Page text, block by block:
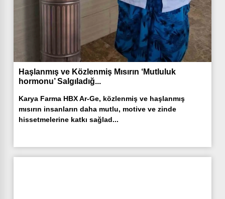
Haşlanmış ve Közlenmiş Mısırın ‘Mutluluk
hormonu’ Salgıladığ...
Karya Farma HBX Ar-Ge, közlenmiş ve haşlanmış
mısırın insanların daha mutlu, motive ve zinde
hissetmelerine katkı sağlad...